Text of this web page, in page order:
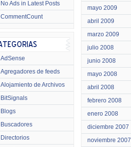
No Ads in Latest Posts
CommentCount
AdSense
Agregadores de feeds
Alojamiento de Archivos
BitSignals
Blogs
Buscadores
Directorios
mayo 2009
abril 2009
marzo 2009
julio 2008
junio 2008
mayo 2008
abril 2008
febrero 2008
enero 2008
diciembre 2007
noviembre 2007